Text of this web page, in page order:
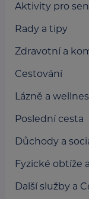
Aktivity pro
Rady a tipy
Zdravotní a
Cestování
Lázně a
Poslední cesta
Důchody a
Fyzické obtíže
Další služby a